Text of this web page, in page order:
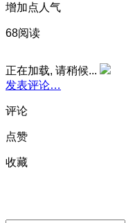
增加点人气
68阅读
正在加载, 请稍候...
发表评论…
评论
点赞
收藏